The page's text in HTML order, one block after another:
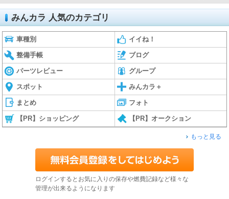
みんカラ 人気のカテゴリ
車種別 イイね！
整備手帳 ブログ
パーツレビュー グループ
スポット みんカラ＋
まとめ フォト
【PR】ショッピング 【PR】オークション
もっと見る
ログインするとお気に入りの保存や燃費記録など様々な
管理が出来るようになります